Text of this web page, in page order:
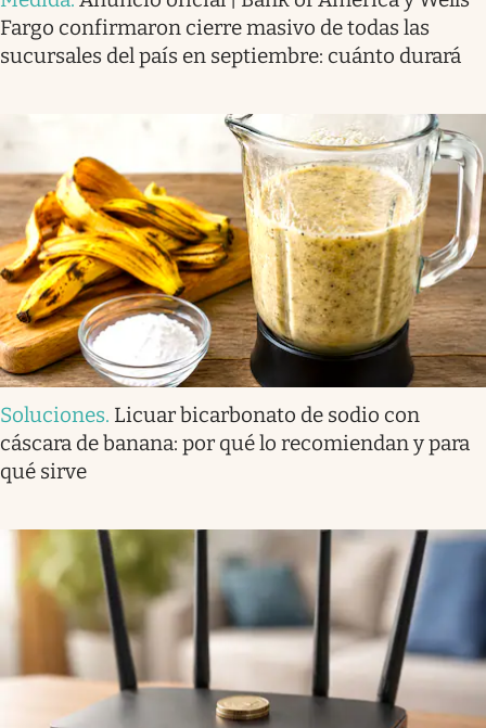
Fargo confirmaron cierre masivo de todas las
sucursales del país en septiembre: cuánto durará
Soluciones. Licuar bicarbonato de sodio con
cáscara de banana: por qué lo recomiendan y para
qué sirve